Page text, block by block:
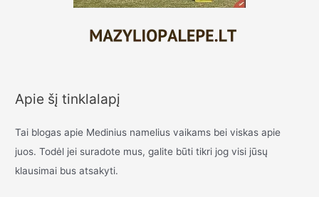
Apie šį tinklalapį
Tai blogas apie Medinius namelius vaikams bei viskas apie
juos. Todėl jei suradote mus, galite būti tikri jog visi jūsų
klausimai bus atsakyti.